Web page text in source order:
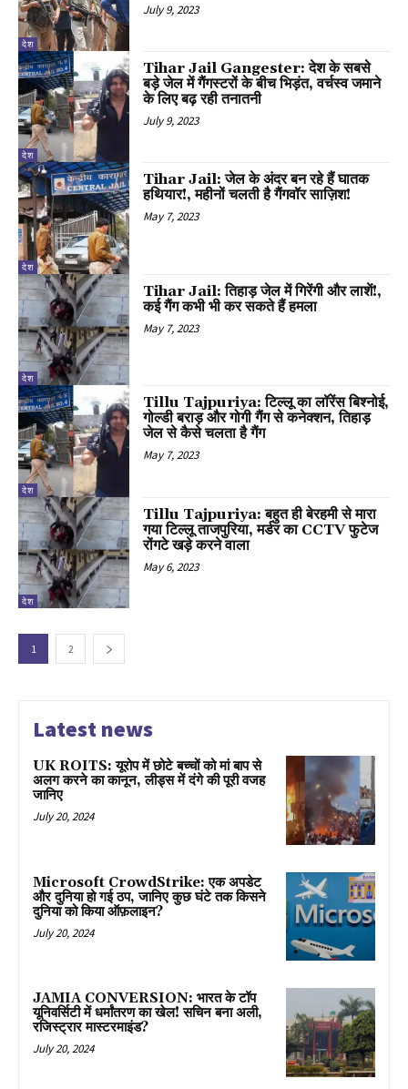
देश
July 9, 2023
देश
Tihar Jail Gangester: देश के सबसे
बड़े जेल में गैंगस्टरों के बीच भिड़ंत, वर्चस्व जमाने
के लिए बढ़ रही तनातनी
July 9, 2023
देश
Tihar Jail: जेल के अंदर बन रहे हैं घातक
हथियार!, महीनों चलती है गैंगवॉर साज़िश!
May 7, 2023
देश
Tihar Jail: तिहाड़ जेल में गिरेंगी और लाशें!,
कई गैंग कभी भी कर सकते हैं हमला
May 7, 2023
देश
Tillu Tajpuriya: टिल्लू का लॉरेंस बिश्नोई,
गोल्डी बराड़ और गोगी गैंग से कनेक्शन, तिहाड़
जेल से कैसे चलता है गैंग
May 7, 2023
देश
Tillu Tajpuriya: बहुत ही बेरहमी से मारा
गया टिल्लू ताजपुरिया, मर्डर का CCTV फुटेज
रोंगटे खड़े करने वाला
May 6, 2023
1 2
Latest news
UK ROITS: यूरोप में छोटे बच्चों को मां बाप से
अलग करने का कानून, लीड्स में दंगे की पूरी वजह
जानिए
July 20, 2024
Microsoft CrowdStrike: एक अपडेट
और दुनिया हो गई ठप, जानिए कुछ घंटे तक किसने
दुनिया को किया ऑफ़लाइन?
July 20, 2024
JAMIA CONVERSION: भारत के टॉप
यूनिवर्सिटी में धर्मांतरण का खेल! सचिन बना अली,
रजिस्ट्रार मास्टरमाइंड?
July 20, 2024